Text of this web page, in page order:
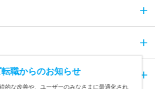
職からのお知らせ
的な改善や、ユーザーのみなさまに最適化され